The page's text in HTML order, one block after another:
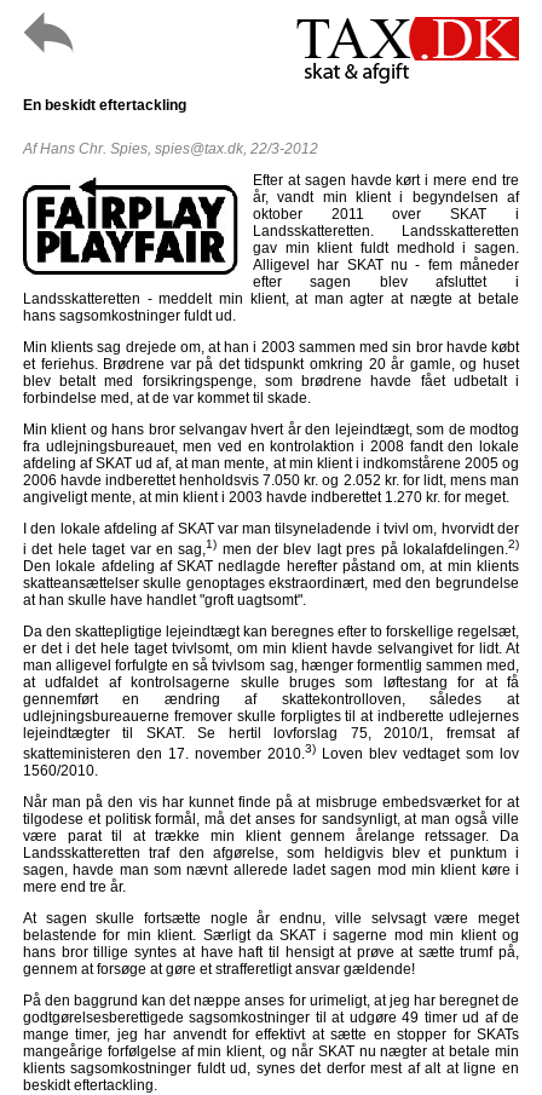
En beskidt eftertackling
Af Hans Chr. Spies, spies@tax.dk, 22/3-2012
Efter at sagen havde kørt i mere end tre
år, vandt min klient i begyndelsen af
oktober 2011 over SKAT i
Landsskatteretten. Landsskatteretten
gav min klient fuldt medhold i sagen.
Alligevel har SKAT nu - fem måneder
efter sagen blev afsluttet i
Landsskatteretten - meddelt min klient, at man agter at nægte at betale
hans sagsomkostninger fuldt ud.
Min klients sag drejede om, at han i 2003 sammen med sin bror havde købt
et feriehus. Brødrene var på det tidspunkt omkring 20 år gamle, og huset
blev betalt med forsikringspenge, som brødrene havde fået udbetalt i
forbindelse med, at de var kommet til skade.
Min klient og hans bror selvangav hvert år den lejeindtægt, som de modtog
fra udlejningsbureauet, men ved en kontrolaktion i 2008 fandt den lokale
afdeling af SKAT ud af, at man mente, at min klient i indkomstårene 2005 og
2006 havde indberettet henholdsvis 7.050 kr. og 2.052 kr. for lidt, mens man
angiveligt mente, at min klient i 2003 havde indberettet 1.270 kr. for meget.
I den lokale afdeling af SKAT var man tilsyneladende i tvivl om, hvorvidt der
i det hele taget var en sag,1) men der blev lagt pres på lokalafdelingen.2)
Den lokale afdeling af SKAT nedlagde herefter påstand om, at min klients
skatteansættelser skulle genoptages ekstraordinært, med den begrundelse
at han skulle have handlet "groft uagtsomt".
Da den skattepligtige lejeindtægt kan beregnes efter to forskellige regelsæt,
er det i det hele taget tvivlsomt, om min klient havde selvangivet for lidt. At
man alligevel forfulgte en så tvivlsom sag, hænger formentlig sammen med,
at udfaldet af kontrolsagerne skulle bruges som løftestang for at få
gennemført en ændring af skattekontrolloven, således at
udlejningsbureauerne fremover skulle forpligtes til at indberette udlejernes
lejeindtægter til SKAT. Se hertil lovforslag 75, 2010/1, fremsat af
skatteministeren den 17. november 2010.3)Loven blev vedtaget som lov
1560/2010.
Når man på den vis har kunnet finde på at misbruge embedsværket for at
tilgodese et politisk formål, må det anses for sandsynligt, at man også ville
være parat til at trække min klient gennem årelange retssager. Da
Landsskatteretten traf den afgørelse, som heldigvis blev et punktum i
sagen, havde man som nævnt allerede ladet sagen mod min klient køre i
mere end tre år.
At sagen skulle fortsætte nogle år endnu, ville selvsagt være meget
belastende for min klient. Særligt da SKAT i sagerne mod min klient og
hans bror tillige syntes at have haft til hensigt at prøve at sætte trumf på,
gennem at forsøge at gøre et strafferetligt ansvar gældende!
På den baggrund kan det næppe anses for urimeligt, at jeg har beregnet de
godtgørelsesberettigede sagsomkostninger til at udgøre 49 timer ud af de
mange timer, jeg har anvendt for effektivt at sætte en stopper for SKATs
mangeårige forfølgelse af min klient, og når SKAT nu nægter at betale min
klients sagsomkostninger fuldt ud, synes det derfor mest af alt at ligne en
beskidt eftertackling.